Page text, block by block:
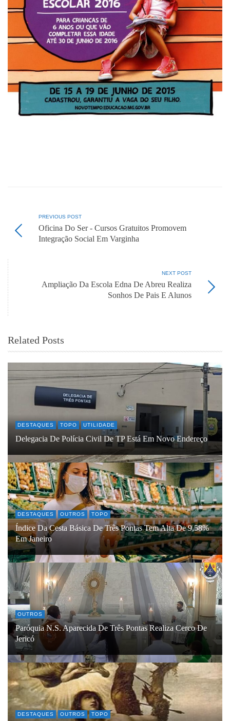
PREVIOUS POST
Oficina Do Ser - Cursos Gratuitos Promovem
Integração Social Em Varginha
NEXT POST
Ampliação Da Escola Edna De Abreu Realiza
Sonhos De Pais E Alunos
Related Posts
DESTAQUES TOPO UTILIDADE
Delegacia De Polícia Civil De TP Está Em Novo Endereço
DESTAQUES OUTROS TOPO
Índice Da Cesta Básica De Três Pontas Tem Alta De 9,58%
Em Janeiro
OUTROS
Paróquia N.S. Aparecida De Três Pontas Realiza Cerco De
Jericó
DESTAQUES OUTROS TOPO